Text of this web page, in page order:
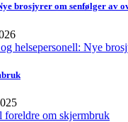
brosjyrer om senfølger av
helsepersonell: Nye
foreldre om skjermbruk